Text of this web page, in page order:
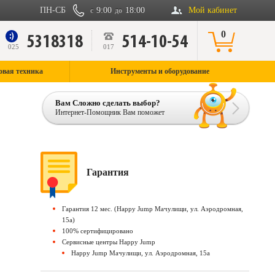
Мой кабинет
с 9:00 до 18:00
ПН-СБ
025 5318318 017 514-10-54 0
техника Инструменты и оборудование
Вам Сложно сделать выбор?
Интернет-Помощник Вам поможет
Гарантия
Гарантия 12 мес. (Happy Jump Мачулищи, ул. Аэродромная,
15а)
100% сертифицировано
Сервисные центры Happy Jump
Happy Jump Мачулищи, ул. Аэродромная, 15а